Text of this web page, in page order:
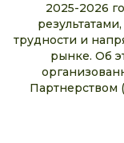
2025-2026
трудности и
рынке. Об
Партнерством